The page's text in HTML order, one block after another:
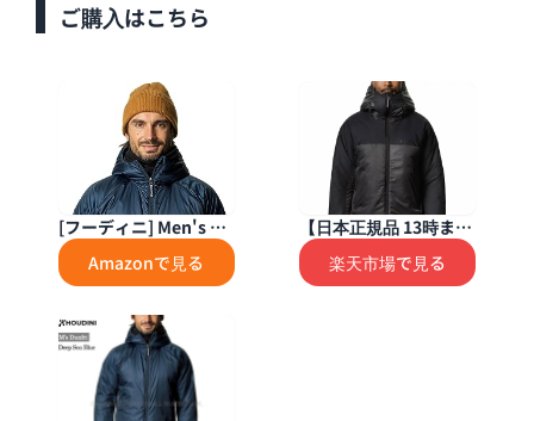
ご購入はこちら
[フーディニ] Men's Du
nfri 820007 Deep Sea
Blue MAmazonで見る
【日本正規品 13時まで
当日出荷】M’s Double
Dunfri Houdini（フ
楽天市場で見る